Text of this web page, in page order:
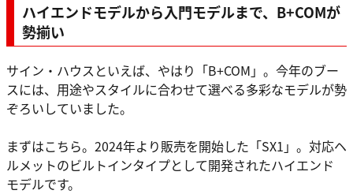
ハイエンドモデルから入門モデルまで、B+COMが
勢揃い
サイン・ハウスといえば、やはり「B+COM」。今年のブー
スには、用途やスタイルに合わせて選べる多彩なモデルが勢
ぞろいしていました。
まずはこちら。2024年より販売を開始した「SX1」。対応ヘ
ルメットのビルトインタイプとして開発されたハイエンド
モデルです。